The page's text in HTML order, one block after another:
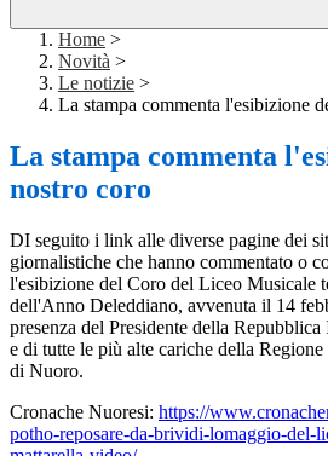
Home >
Novità >
Le notizie >
La stampa commenta l'esibizione
La stampa commenta
nostro coro
DI seguito i link alle diverse pagine dei
giornalistiche che hanno commentato o
l'esibizione del Coro del Liceo Musicale
dell'Anno Deleddiano, avvenuta il 14
presenza del Presidente della
e di tutte le più alte cariche della
di Nuoro.
Cronache Nuoresi: https://
potho-reposare-da-brividi-lomaggio-del-